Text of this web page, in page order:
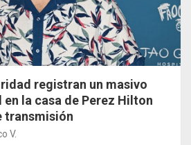
registran un masivo
la casa de Perez Hilton
transmisión
V.